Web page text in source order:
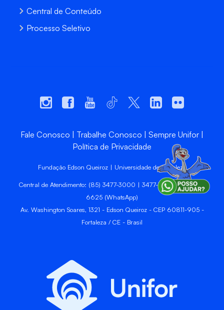
Central de Conteúdo
Processo Seletivo
Fale Conosco Trabalhe Conosco
Sempre Unifor
Política de Privacidade
Fundação Edson Queiroz | Universidade de Fortaleza
Central de Atendimento: (85) 3477-3000 | 3477-3400 | 99246-
6625 (WhatsApp)
Av. Washington Soares, 1321 - Edson Queiroz - CEP 60811-905 -
Fortaleza / CE - Brasil